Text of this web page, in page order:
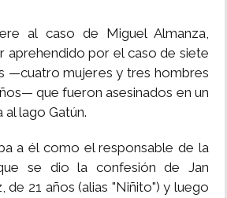
al caso de Miguel Almanza,
aprehendido por el caso de siete
—cuatro mujeres y tres hombres
que fueron asesinados en un
lago Gatún.
a él como el responsable de la
se dio la confesión de Jan
de 21 años (alias "Niñito") y luego